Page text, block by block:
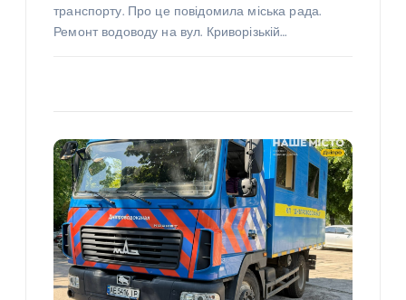
транспорту. Про це повідомила міська рада.
Ремонт водоводу на вул. Криворізькій…